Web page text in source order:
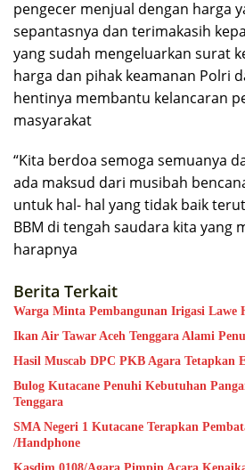
pengecer menjual dengan harga
sepantasnya dan terimakasih
yang sudah mengeluarkan surat
harga dan pihak keamanan Polri
hentinya membantu kelancaran
masyarakat
“Kita berdoa semoga semuanya
ada maksud dari musibah
untuk hal- hal yang tidak baik
BBM di tengah saudara kita yang
harapnya
Berita Terkait
Warga Minta Pembangunan Irigasi Lawe
Ikan Air Tawar Aceh Tenggara Alami
Hasil Muscab DPC PKB Agara Tetapkan
Bulog Kutacane Penuhi Kebutuhan
Tenggara
SMA Negeri 1 Kutacane Terapkan
/Handphone